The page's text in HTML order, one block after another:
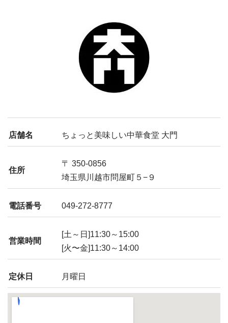
店舗名 ちょっと美味しい中華食堂 大門
住所
〒 350-0856
埼玉県川越市問屋町５−９
電話番号 049-272-8777
営業時間
[土～日]11:30～15:00
[火〜金]11:30～14:00
定休日 月曜日